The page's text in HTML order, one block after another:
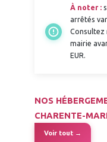
À noter :
arrêtés
Consultez
mairie
EUR.
NOS
CHARENTE-
Voir tout →